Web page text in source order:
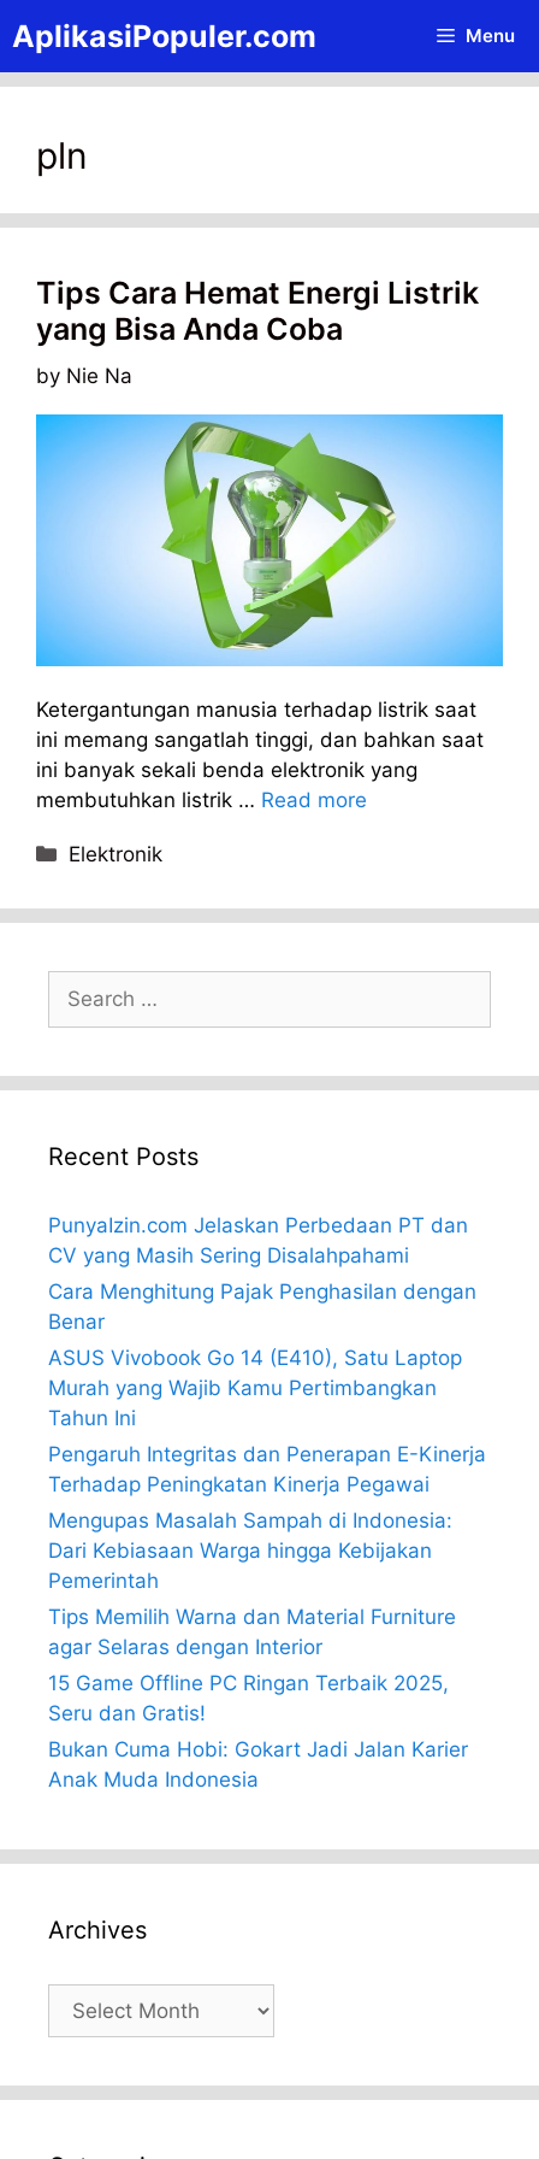
to
content
AplikasiPopuler.com Menu
pln
Tips Cara Hemat Energi Listrik
yang Bisa Anda Coba
by Nie Na
Ketergantungan manusia terhadap listrik saat
ini memang sangatlah tinggi, dan bahkan saat
ini banyak sekali benda elektronik yang
membutuhkan listrik … Read more
Categories
Elektronik
Search
for:
Recent Posts
PunyaIzin.com Jelaskan Perbedaan PT dan
CV yang Masih Sering Disalahpahami
Cara Menghitung Pajak Penghasilan dengan
Benar
ASUS Vivobook Go 14 (E410), Satu Laptop
Murah yang Wajib Kamu Pertimbangkan
Tahun Ini
Pengaruh Integritas dan Penerapan E-Kinerja
Terhadap Peningkatan Kinerja Pegawai
Mengupas Masalah Sampah di Indonesia:
Dari Kebiasaan Warga hingga Kebijakan
Pemerintah
Tips Memilih Warna dan Material Furniture
agar Selaras dengan Interior
15 Game Offline PC Ringan Terbaik 2025,
Seru dan Gratis!
Bukan Cuma Hobi: Gokart Jadi Jalan Karier
Anak Muda Indonesia
Archives
Archives